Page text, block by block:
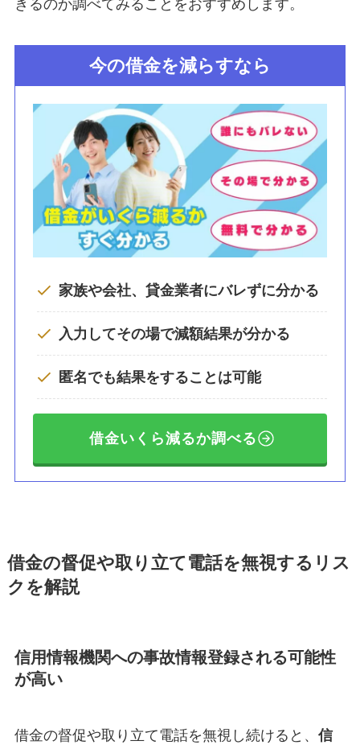
きるのか調べてみることをおすすめします。
今の借金を減らすなら
家族や会社、貸金業者にバレずに分かる
入力してその場で減額結果が分かる
匿名でも結果をすることは可能
借金いくら減るか調べる
借金の督促や取り立て電話を無視するリス
クを解説
信用情報機関への事故情報登録される可能性
が高い
借金の督促や取り立て電話を無視し続けると、 信